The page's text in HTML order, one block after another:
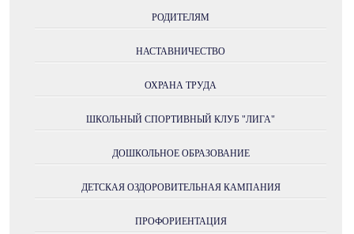
РОДИТЕЛЯМ
НАСТАВНИЧЕСТВО
ОХРАНА ТРУДА
ШКОЛЬНЫЙ СПОРТИВНЫЙ КЛУБ "ЛИГА"
ДОШКОЛЬНОЕ ОБРАЗОВАНИЕ
ДЕТСКАЯ ОЗДОРОВИТЕЛЬНАЯ КАМПАНИЯ
ПРОФОРИЕНТАЦИЯ